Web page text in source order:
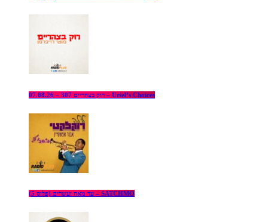
רוק בצהריים 307 – 07.08.26 – Uriel’s Choices
עד מאה ועשרים (פלוס 5) – SATCHMO